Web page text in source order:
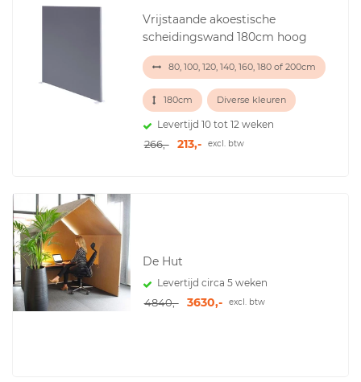
Vrijstaande akoestische
scheidingswand 180cm hoog
80, 100, 120, 140, 160, 180 of 200cm
180cm Diverse kleuren
Levertijd 10 tot 12 weken
266,- 213,- excl. btw
De Hut
Levertijd circa 5 weken
4840,- 3630,- excl. btw